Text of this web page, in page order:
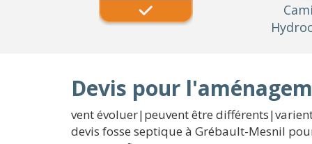
Devis pour
vent évoluer|peuvent être
devis fosse septique à Grébault-Mesnil